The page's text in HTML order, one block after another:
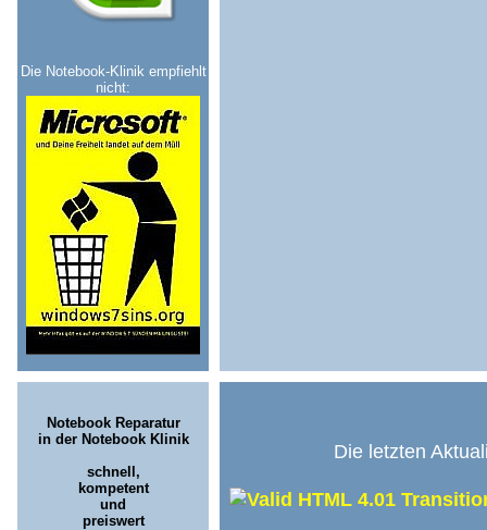
Die Notebook-Klinik empfiehlt
nicht:
Notebook Reparatur
in der Notebook Klinik
schnell,
kompetent
und
preiswert
Die letzten